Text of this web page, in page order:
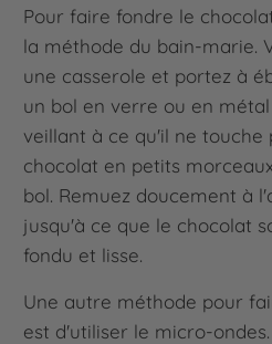
Pour faire fondre le
la méthode du bain-marie.
une casserole et portez à
un bol en verre ou en
veillant à ce qu'il ne touche
chocolat en petits
bol. Remuez doucement à
jusqu'à ce que le chocolat
fondu et lisse.
Une autre méthode pour
est d'utiliser le micro-